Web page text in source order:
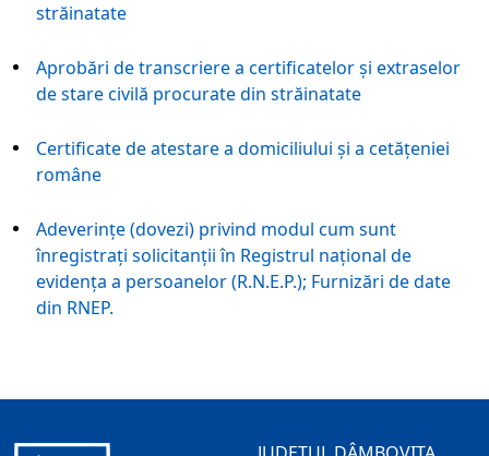
străinatate
Aprobări de transcriere a certificatelor şi extraselor
de stare civilă procurate din străinatate
Certificate de atestare a domiciliului şi a cetăţeniei
române
Adeverinţe (dovezi) privind modul cum sunt
înregistraţi solicitanţii în Registrul naţional de
evidenţa a persoanelor (R.N.E.P.); Furnizări de date
din RNEP.